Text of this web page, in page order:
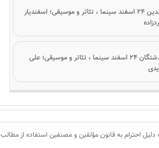
متولدین ۲۴ اسفند سینما ، تئاتر و موسیقی؛ اسفندیار
درگذشتگان ۲۴ اسفند سینما ، تئاتر و موسیقی؛ علی
احترام به قانون مؤلفین و مصنفین استفاده از